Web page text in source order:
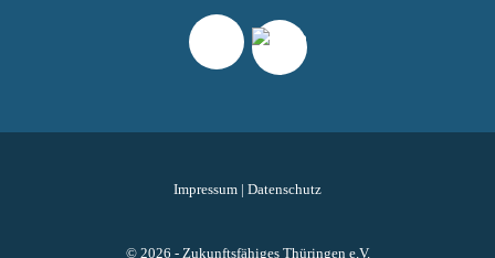
Impressum | Datenschutz
© 2026 - Zukunftsfähiges Thüringen e.V.